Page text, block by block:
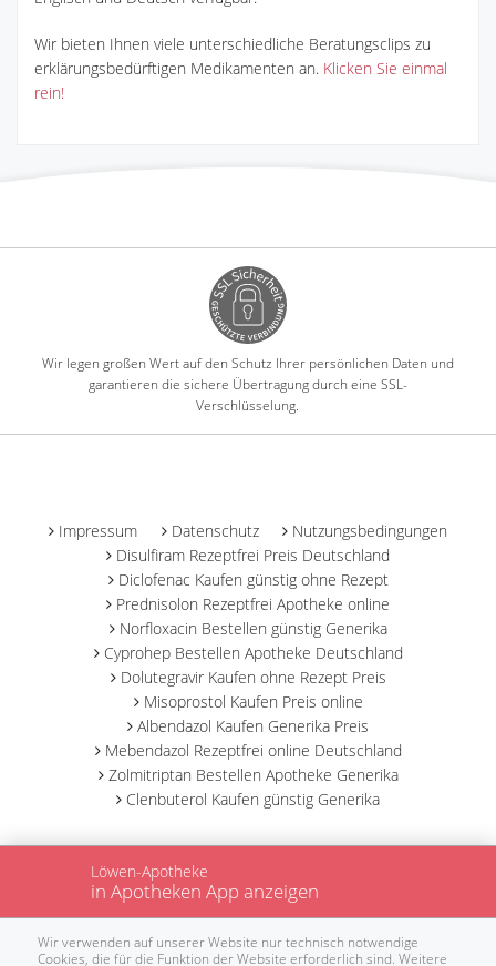
Wir bieten Ihnen viele unterschiedliche Beratungsclips zu
erklärungsbedürftigen Medikamenten an. Klicken Sie einmal
rein!
Wir legen großen Wert auf den Schutz Ihrer persönlichen Daten und
garantieren die sichere Übertragung durch eine SSL-
Verschlüsselung.
Impressum Datenschutz
Nutzungsbedingungen
Disulfiram Rezeptfrei Preis Deutschland
Diclofenac Kaufen günstig ohne Rezept
Prednisolon Rezeptfrei Apotheke online
Norfloxacin Bestellen günstig Generika
Cyprohep Bestellen Apotheke Deutschland
Dolutegravir Kaufen ohne Rezept Preis
Misoprostol Kaufen Preis online
Albendazol Kaufen Generika Preis
Mebendazol Rezeptfrei online Deutschland
Zolmitriptan Bestellen Apotheke Generika
Clenbuterol Kaufen günstig Generika
Löwen-Apotheke
in Apotheken App anzeigen
Wir verwenden auf unserer Website nur technisch notwendige
Cookies, die für die Funktion der Website erforderlich sind. Weitere